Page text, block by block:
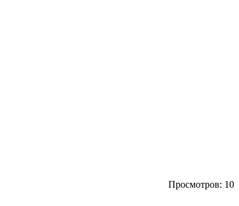
Просмотров: 10